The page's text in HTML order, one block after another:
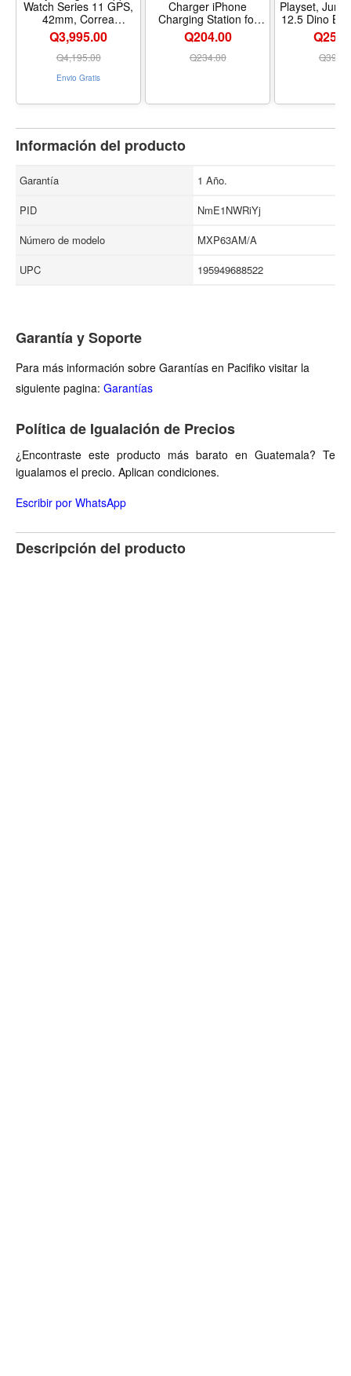
Watch Series 11 GPS,
42mm, Correa
Deportiva Color Negro,
M/L
Q3,995.00
Q4,195.00
Envio Gratis
Charger iPhone
Charging Station for
Apple Multiple Devices
| 3 in 1 Charger Stand
for iPhone 17 Pro Max
Pro, Black - Color
Q204.00
Q234.00
Playset,
12.5 Dino
Mosasaurus
1:64 Die-
Harpoon
Q
Información del producto
Garantía
1 Año.
PID
NmE1NWRiYj
Número de modelo
MXP63AM/A
UPC
195949688522
Garantía y Soporte
Para más información sobre Garantías en Pacifiko visitar la
siguiente pagina: Garantías
Política de Igualación de Precios
¿Encontraste este producto más barato en Guatemala? Te
igualamos el precio. Aplican condiciones.
Escribir por WhatsApp
Descripción del producto